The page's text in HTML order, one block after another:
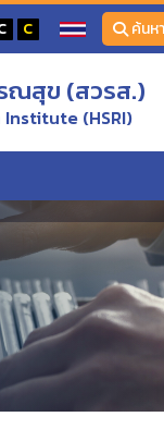
C ค้นหา
ณสุข (สวรส.)
(HSRI)